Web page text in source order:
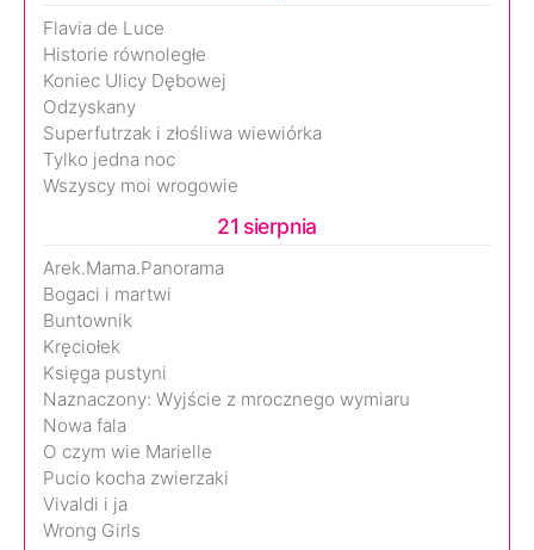
Flavia de Luce
Historie równoległe
Koniec Ulicy Dębowej
Odzyskany
Superfutrzak i złośliwa wiewiórka
Tylko jedna noc
Wszyscy moi wrogowie
21 sierpnia
Arek.Mama.Panorama
Bogaci i martwi
Buntownik
Kręciołek
Księga pustyni
Naznaczony: Wyjście z mrocznego wymiaru
Nowa fala
O czym wie Marielle
Pucio kocha zwierzaki
Vivaldi i ja
Wrong Girls